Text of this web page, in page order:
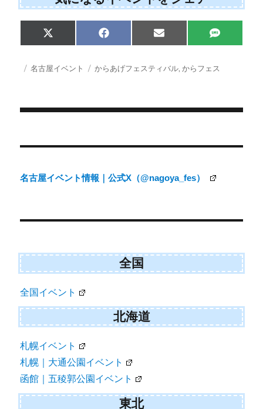
Share
on
X
(
w
i
r
Share
on
F
a
e
b
Share
on
E
m
i
l
Share
on
S
M
投 カ
名古屋イベント
タ
からあげフェスティバル,からフェス
稿
ビ
ー
ョ
ン
名古屋イベント情報｜公式X（@nagoya_fes）
全国
全国イベント
北海道
札幌イベント
札幌｜大通公園イベント
函館｜五稜郭公園イベント
東北